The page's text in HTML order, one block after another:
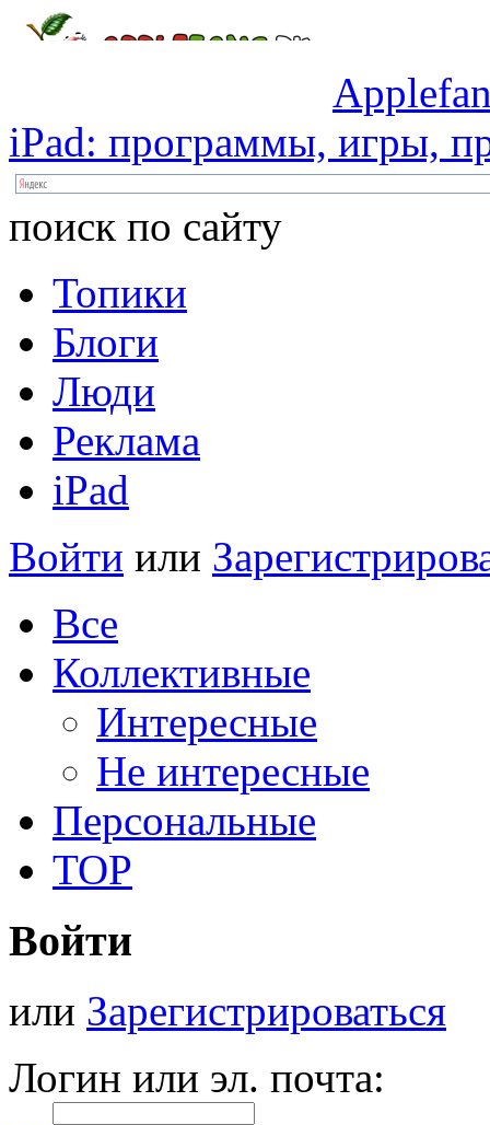
iPad: программы, игры,
поиск по сайту
Топики
Блоги
Люди
Реклама
iPad
Войти или
Все
Коллективные
Интересные
Не интересные
Персональные
TOP
Войти
или Зарегистрироваться
Логин или эл. почта: